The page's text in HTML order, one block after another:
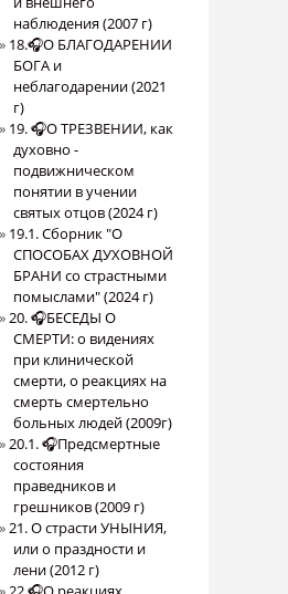
наблюдения (2007 г)
18.🎧О БЛАГОДАРЕНИИ
БОГА и
неблагодарении (2021
г)
19. 🎧О ТРЕЗВЕНИИ, как
духовно -
подвижническом
понятии в учении
святых отцов (2024 г)
19.1. Сборник "О
СПОСОБАХ ДУХОВНОЙ
БРАНИ со страстными
помыслами" (2024 г)
20. 🎧БЕСЕДЫ О
СМЕРТИ: о видениях
при клинической
смерти, о реакциях на
смерть смертельно
больных людей (2009г)
20.1. 🎧Предсмертные
состояния
праведников и
грешников (2009 г)
21. О страсти УНЫНИЯ,
или о праздности и
лени (2012 г)